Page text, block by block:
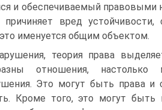
и обес­печиваемый правовыми
вред устойчивости,
именуется общим объектом.
теория права
отношения,
Это могут быть права и
Кроме того, это могут